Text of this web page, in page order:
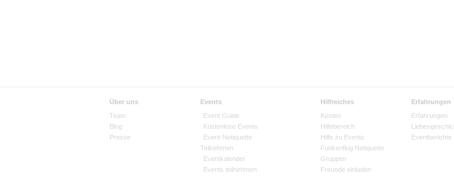
Über uns
Team
Blog
Presse
Events
Event Guide
Kostenlose Events
Event-Netiquette
Teilnehmen
Eventkalender
Events teilnehmen
Hilfreiches
Kosten
Hilfebereich
Hilfe zu Events
Funkenflug Netiquette
Gruppen
Freunde einladen
Erfahrungen
Erfahrungen
Eventberichte